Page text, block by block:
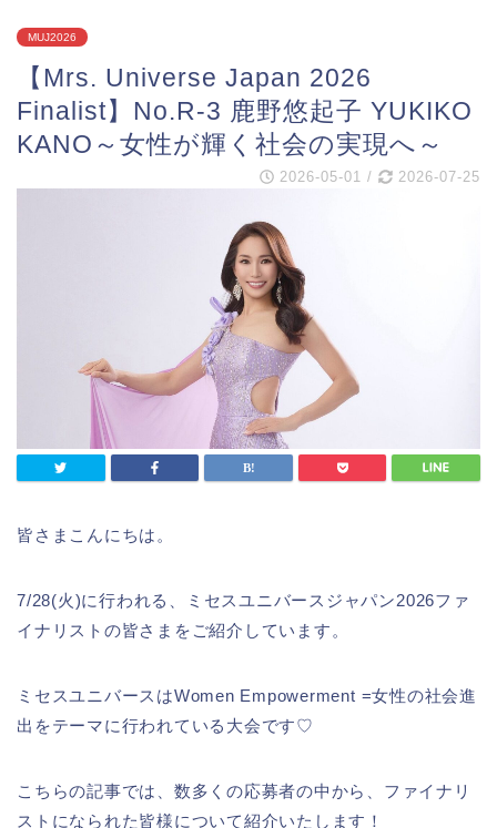
MUJ2026
【Mrs. Universe Japan 2026
Finalist】No.R-3 鹿野悠起子 YUKIKO
KANO～女性が輝く社会の実現へ～
2026-05-01 / 2026-07-25
皆さまこんにちは。
7/28(火)に行われる、ミセスユニバースジャパン2026ファ
イナリストの皆さまをご紹介しています。
ミセスユニバースはWomen Empowerment =女性の社会進
出をテーマに行われている大会です♡
こちらの記事では、数多くの応募者の中から、ファイナリ
ストになられた皆様について紹介いたします！